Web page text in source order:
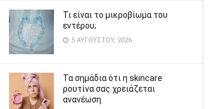
Τι είναι το μικροβίωμα του
εντέρου;
5 ΑΥΓΟΎΣΤΟΥ, 2026
Τα σημάδια ότι η skincare
ρουτίνα σας χρειάζεται
ανανέωση